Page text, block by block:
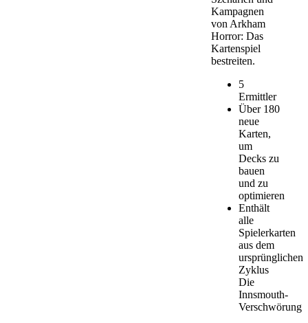
Kampagnen
von Arkham
Horror: Das
Kartenspiel
bestreiten.
5
Ermittler
Über 180
neue
Karten,
um
Decks zu
bauen
und zu
optimieren
Enthält
alle
Spielerkarten
aus dem
ursprünglichen
Zyklus
Die
Innsmouth-
Verschwörung